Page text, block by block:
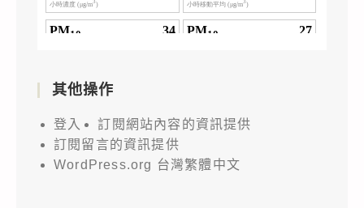
其他操作
登入
訂閱網站內容的資訊提供
訂閱留言的資訊提供
WordPress.org 台灣繁體中文